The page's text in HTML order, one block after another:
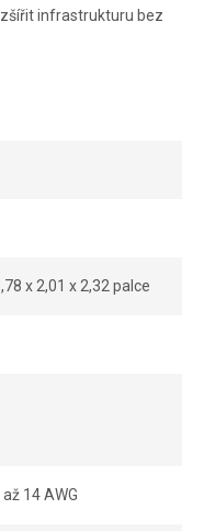
infrastrukturu bez
x 2,01 x 2,32 palce
14 AWG